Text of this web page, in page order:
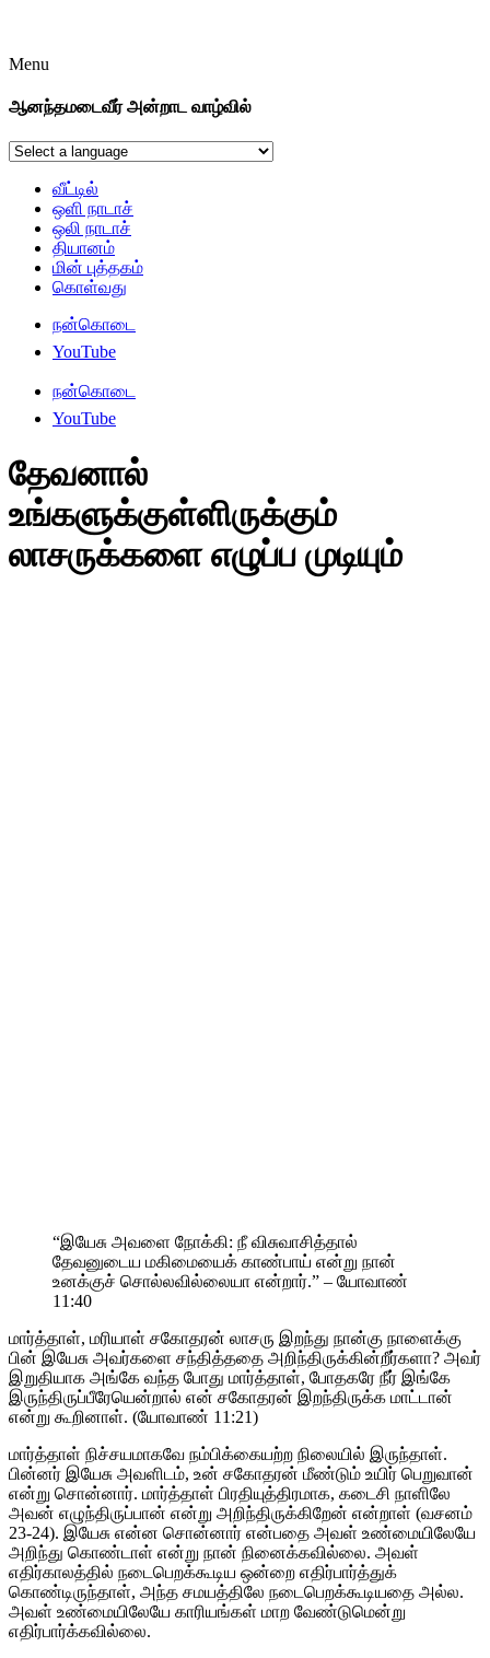
Menu
ஆனந்தமடைவீர் அன்றாட வாழ்வில்
வீட்டில்
ஒளி நாடாச்
ஒலி நாடாச்
தியானம்
மின் புத்தகம்
கொள்வது
நன்கொடை
YouTube
நன்கொடை
YouTube
தேவனால்
உங்களுக்குள்ளிருக்கும்
லாசருக்களை எழுப்ப முடியும்
“இயேசு அவளை நோக்கி: நீ விசுவாசித்தால்
தேவனுடைய மகிமையைக் காண்பாய் என்று நான்
உனக்குச் சொல்லவில்லையா என்றார்.” – யோவாண்
11:40
மார்த்தாள், மரியாள் சகோதரன் லாசரு இறந்து நான்கு நாளைக்கு
பின் இயேசு அவர்களை சந்தித்ததை அறிந்திருக்கின்றீர்களா? அவர்
இறுதியாக அங்கே வந்த போது மார்த்தாள், போதகரே நீர் இங்கே
இருந்திருப்பீரேயென்றால் என் சகோதரன் இறந்திருக்க மாட்டான்
என்று கூறினாள். (யோவாண் 11:21)
மார்த்தாள் நிச்சயமாகவே நம்பிக்கையற்ற நிலையில் இருந்தாள்.
பின்னர் இயேசு அவளிடம், உன் சகோதரன் மீண்டும் உயிர் பெறுவான்
என்று சொன்னார். மார்த்தாள் பிரதியுத்திரமாக, கடைசி நாளிலே
அவன் எழுந்திருப்பான் என்று அறிந்திருக்கிறேன் என்றாள் (வசனம்
23-24). இயேசு என்ன சொன்னார் என்பதை அவள் உண்மையிலேயே
அறிந்து கொண்டாள் என்று நான் நினைக்கவில்லை. அவள்
எதிர்காலத்தில் நடைபெறக்கூடிய ஒன்றை எதிர்பார்த்துக்
கொண்டிருந்தாள், அந்த சமயத்திலே நடைபெறக்கூடியதை அல்ல.
அவள் உண்மையிலேயே காரியங்கள் மாற வேண்டுமென்று
எதிர்பார்க்கவில்லை.